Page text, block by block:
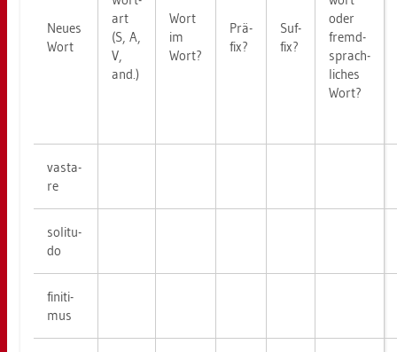
Neues
Wort
art
(S, A,
V,
and.)
Wort
im
Wort?
Prä­
fix?
Suf­
fix?
oder
fremd­
sprach­
li­ches
Wort?
va­s­ta­
re
so­li­tu­
do
fi­niti­
mus